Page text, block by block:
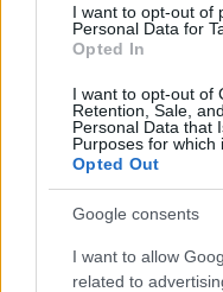
I want to opt-out of
Personal Data for
Opted In
I want to opt-out of
Retention, Sale,
Personal Data that
Purposes for which
Opted Out
Google consents
I want to allow
related to
gyorsabban fut,
ELEMZÉSEK 2026. júl.